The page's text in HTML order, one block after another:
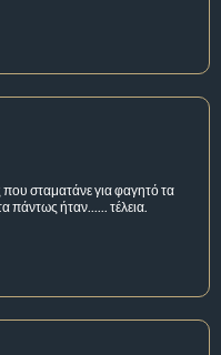
σταματάνε για φαγητό τα
πάντως ήταν...... τέλεια.